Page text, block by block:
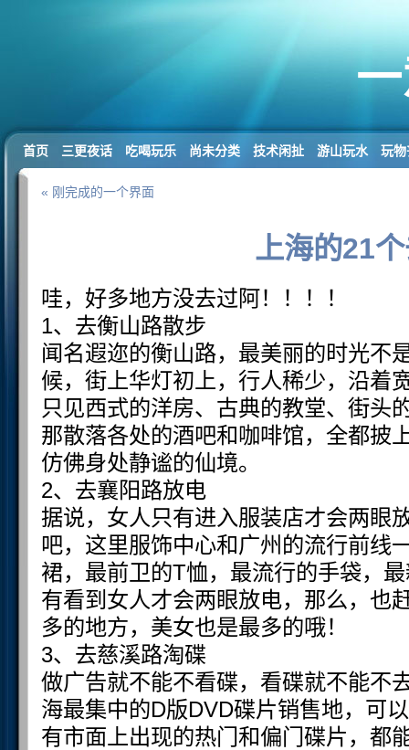
首页 三更夜话 吃喝玩乐 尚未分类 技术闲扯 游山玩水 玩物
« 刚完成的一个界面
上海的21
哇，好多地方没去过阿！！！！
1、去衡山路散步
闻名遐迩的衡山路，最美丽的时光不
候，街上华灯初上，行人稀少，沿着
只见西式的洋房、古典的教堂、街头
那散落各处的酒吧和咖啡馆，全都披
仿佛身处静谧的仙境。
2、去襄阳路放电
据说，女人只有进入服装店才会两眼
吧，这里服饰中心和广州的流行前线
裙，最前卫的T恤，最流行的手袋，
有看到女人才会两眼放电，那么，也
多的地方，美女也是最多的哦！
3、去慈溪路淘碟
做广告就不能不看碟，看碟就不能不
海最集中的D版DVD碟片销售地，可
有市面上出现的热门和偏门碟片，都